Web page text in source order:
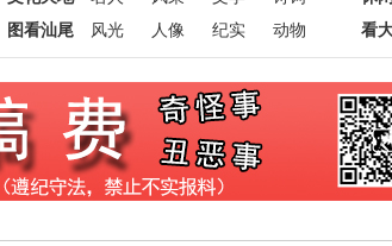
图看汕尾
风光 人像 纪实 动物
看